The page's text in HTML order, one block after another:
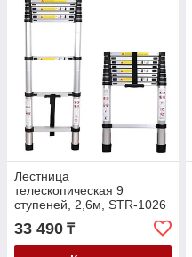
Лестница
телескопическая 9
ступеней, 2,6м, STR-1026
33 490 ₸